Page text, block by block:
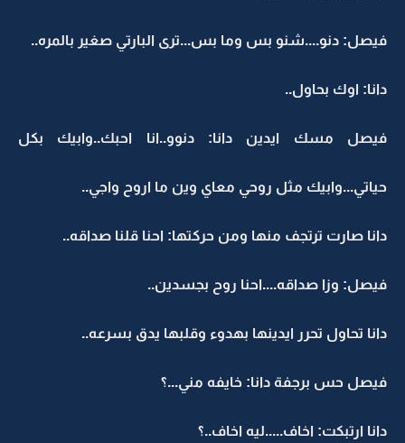
فيصل: دنو....شنو بس وما بس...ترى البارتي صغير بالمره..
دانا: اوك بحاول..
فيصل مسك ايدين دانا: دنوو..انا احبك..وابيك بكل
حياتي...وابيك مثل روحي معاي وين ما اروح واجي..
دانا صارت ترتجف منها ومن حركتها: احنا قلنا صداقه..
فيصل: وزا صداقه....احنا روح بجسدين..
دانا تحاول تحرر ايدينها بهدوء وقلبها يدق بسرعه..
فيصل حس برجفة دانا: خايفه مني...؟
دانا ارتبكت: اخاف.....ليه اخاف..؟